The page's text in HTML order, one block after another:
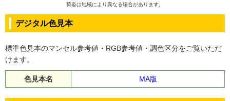
荷姿は地域により異なる場合があります。
デジタル色見本
標準色見本のマンセル参考値・RGB参考値・調色区分をご覧いただ
けます。
色見本名 MA版